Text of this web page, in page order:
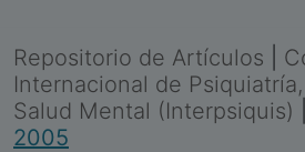
Repositorio de Artículos
Internacional de
Salud Mental (Interpsiquis)
2005